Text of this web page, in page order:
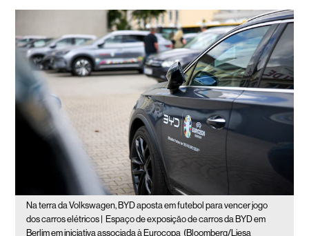
Na terra da Volkswagen, BYD aposta em futebol para vencer jogo
dos carros elétricos |
Espaço de exposição de carros da BYD em
Berlim em iniciativa associada à Eurocopa (Bloomberg/Liesa